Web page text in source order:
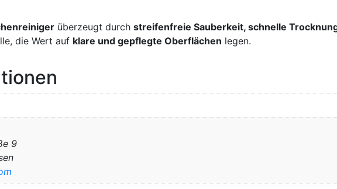
überzeugt durch streifenfreie Sauberkeit, schnelle
die Wert auf klare und gepflegte Oberflächen legen.
9